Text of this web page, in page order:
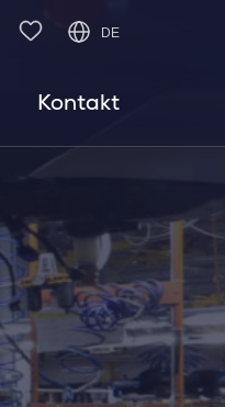
DE
Kontakt